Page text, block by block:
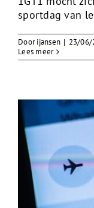
sportdag van
Doorijansen | 23/06/
Lees meer